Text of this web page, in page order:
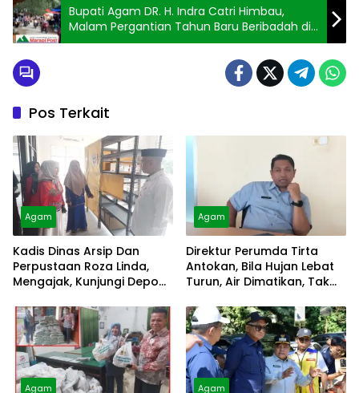
Bupati Agam DR. H. Indra Catri Himbau,
Malam Pergantian Tahun Baru Beribadah di
Rumah Ibadah
Pos Terkait
Agam
Kadis Dinas Arsip Dan
Perpustaan Roza Linda,
Mengajak, Kunjungi Depo
Agam
Direktur Perumda Tirta
Antokan, Bila Hujan Lebat
Turun, Air Dimatikan, Tak
Agam Agam